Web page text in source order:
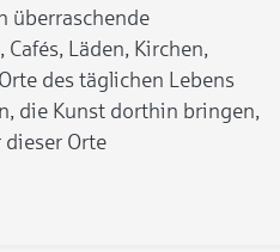
überraschende
Läden, Kirchen,
des täglichen Lebens
die Kunst dorthin bringen,
dieser Orte